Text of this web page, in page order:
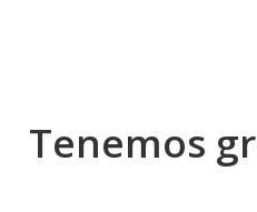
Tenemos